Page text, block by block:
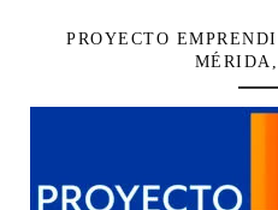
PROYECTO